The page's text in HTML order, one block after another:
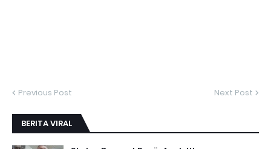
Previous Post Next Post
BERITA VIRAL